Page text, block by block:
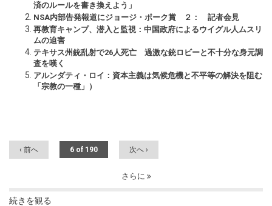
済のルールを書き換えよう」
NSA内部告発報道にジョージ・ポーク賞 ２： 記者会見
再教育キャンプ、潜入と監視：中国政府によるウイグル人ムスリ
ムの迫害
テキサス州銃乱射で26人死亡 過激な銃ロビーと不十分な身元調
査を嘆く
アルンダティ・ロイ：資本主義は気候危機と不平等の解決を阻む
「宗教の一種」）
‹ 前へ 6 of 190 次へ ›
さらに
続きを観る